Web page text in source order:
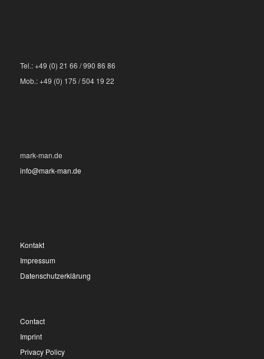
Tel.: +49 (0) 21 66 / 990 86 86
Mob.: +49 (0) 175 / 504 19 22
mark-man.de
info@mark-man.de
Kontakt
Impressum
Datenschutzerklärung
Contact
Imprint
Privacy Policy